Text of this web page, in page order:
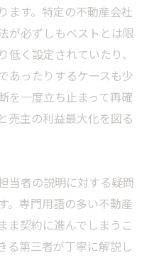
ます。特定の不動産会社
が必ずしもベストとは限
く設定されていたり、
あったりするケースも少
を一度立ち止まって再確
売主の利益最大化を図る
当者の説明に対する疑問
。専門用語の多い不動産
ま契約に進んでしまうこ
る第三者が丁寧に解説し